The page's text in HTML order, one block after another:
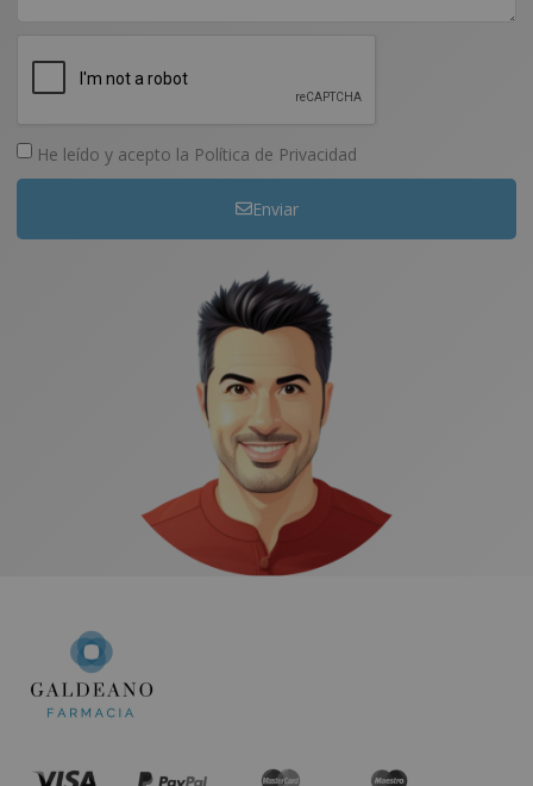
He leído y acepto la Política de Privacidad
Enviar